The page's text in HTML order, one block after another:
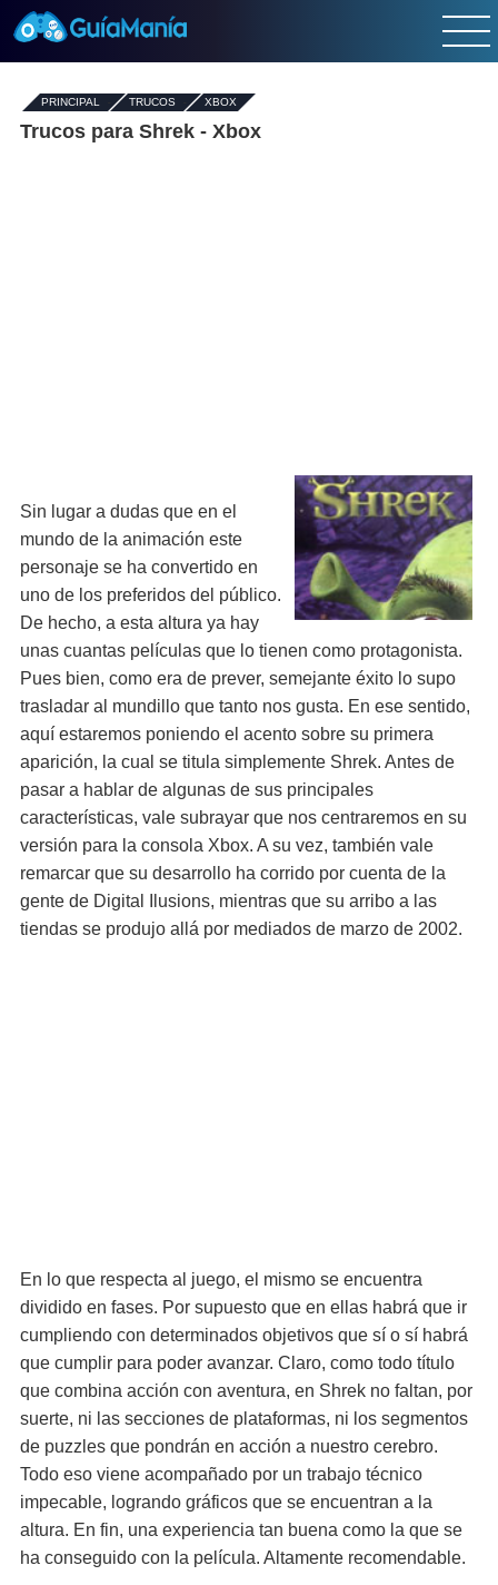
PRINCIPAL - TRUCOS- XBOX
Trucos para Shrek - Xbox
Sin lugar a dudas que en el
mundo de la animación este
personaje se ha convertido en
uno de los preferidos del público.
De hecho, a esta altura ya hay
unas cuantas películas que lo tienen como protagonista.
Pues bien, como era de prever, semejante éxito lo supo
trasladar al mundillo que tanto nos gusta. En ese sentido,
aquí estaremos poniendo el acento sobre su primera
aparición, la cual se titula simplemente Shrek. Antes de
pasar a hablar de algunas de sus principales
características, vale subrayar que nos centraremos en su
versión para la consola Xbox. A su vez, también vale
remarcar que su desarrollo ha corrido por cuenta de la
gente de Digital Ilusions, mientras que su arribo a las
tiendas se produjo allá por mediados de marzo de 2002.
En lo que respecta al juego, el mismo se encuentra
dividido en fases. Por supuesto que en ellas habrá que ir
cumpliendo con determinados objetivos que sí o sí habrá
que cumplir para poder avanzar. Claro, como todo título
que combina acción con aventura, en Shrek no faltan, por
suerte, ni las secciones de plataformas, ni los segmentos
de puzzles que pondrán en acción a nuestro cerebro.
Todo eso viene acompañado por un trabajo técnico
impecable, logrando gráficos que se encuentran a la
altura. En fin, una experiencia tan buena como la que se
ha conseguido con la película. Altamente recomendable.